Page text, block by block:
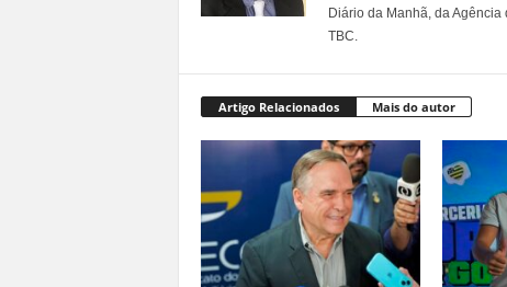
Diário da Manhã, da
TBC.
Artigo Relacionados Mais do autor